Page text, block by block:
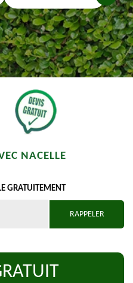
NACELLE
GRATUITEMENT